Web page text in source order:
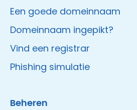
Een goede domeinnaam
Domeinnaam ingepikt?
Vind een registrar
Phishing simulatie
Beheren